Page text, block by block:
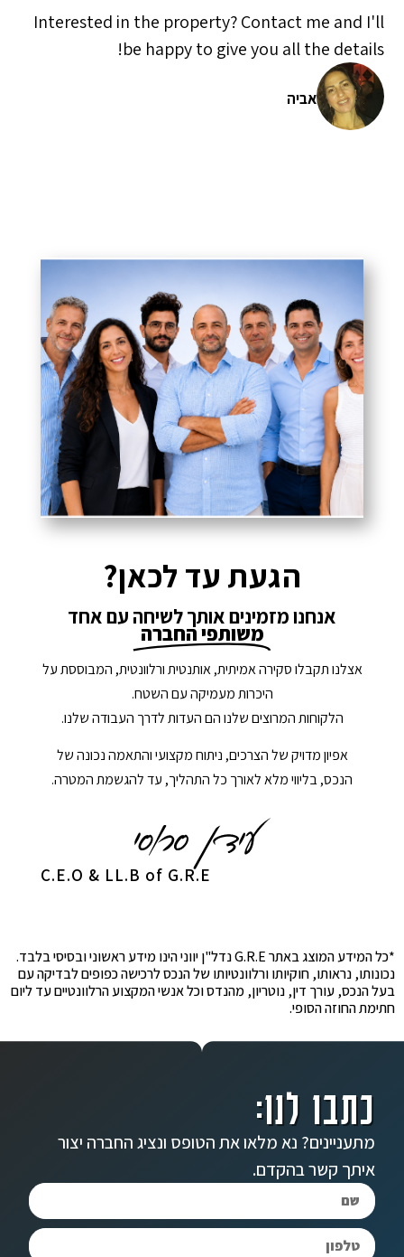
Interested in the property? Contact me and I'll
be happy to give you all the details!
אביה
הגעת עד לכאן?
אנחנו מזמינים אותך לשיחה עם אחד
משותפי החברה
אצלנו תקבלו סקירה אמיתית, אותנטית ורלוונטית, המבוססת על
היכרות מעמיקה עם השטח.
הלקוחות המרוצים שלנו הם העדות לדרך העבודה שלנו.
אפיון מדויק של הצרכים, ניתוח מקצועי והתאמה נכונה של
הנכס, בליווי מלא לאורך כל התהליך, עד להגשמת המטרה.
C.E.O & LL.B of G.R.E
*כל המידע המוצג באתר G.R.E נדל"ן יווני הינו מידע ראשוני ובסיסי בלבד.
נכונותו, נראותו, חוקיותו ורלוונטיותו של הנכס לרכישה כפופים לבדיקה עם
בעל הנכס, עורך דין, נוטריון, מהנדס וכל אנשי המקצוע הרלוונטיים עד ליום
חתימת החוזה הסופי.
כתבו לנו:
מתעניינים? נא מלאו את הטופס ונציג החברה יצור
איתך קשר בהקדם.